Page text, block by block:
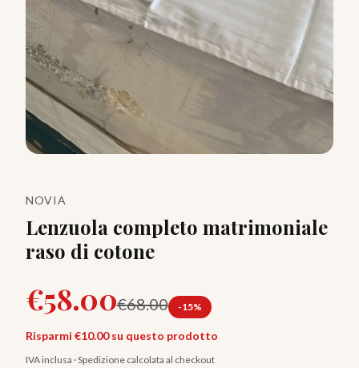
NOVIA
Lenzuola completo matrimoniale
raso di cotone
€58.00€68.00 -15%
Risparmi €10.00su questo prodotto
IVA inclusa · Spedizione calcolata al checkout